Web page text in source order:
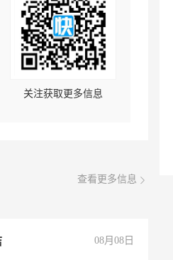
关注获取更多信息
查看更多信息
08月08日